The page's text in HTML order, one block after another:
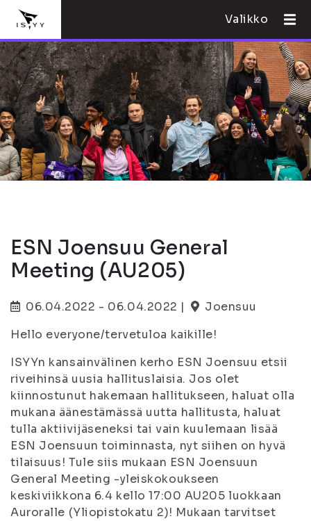
Valikko
ESN Joensuu General
Meeting (AU205)
06.04.2022 - 06.04.2022 |
Joensuu
Hello everyone/tervetuloa kaikille!
ISYYn kansainvälinen kerho ESN Joensuu etsii
riveihinsä uusia hallituslaisia. Jos olet
kiinnostunut hakemaan hallitukseen, haluat olla
mukana äänestämässä uutta hallitusta, haluat
tulla aktiivijäseneksi tai vain kuulemaan lisää
ESN Joensuun toiminnasta, nyt siihen on hyvä
tilaisuus! Tule siis mukaan ESN Joensuun
General Meeting -yleiskokoukseen
keskiviikkona 6.4 kello 17:00 AU205 luokkaan
Auroralle (Yliopistokatu 2)! Mukaan tarvitset